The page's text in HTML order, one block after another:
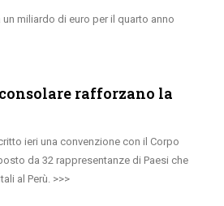
un miliardo di euro per il quarto anno
rafforzano la
ieri una convenzione con il Corpo
da 32 rappresentanze di Paesi che
al Perù.